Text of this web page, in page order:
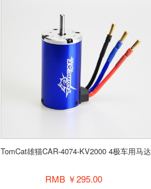
TomCat雄猫CAR-4074-KV2000 4极车用马达
RMB ￥295.00